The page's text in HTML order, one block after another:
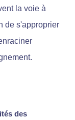
la voie à
de s'approprier
des